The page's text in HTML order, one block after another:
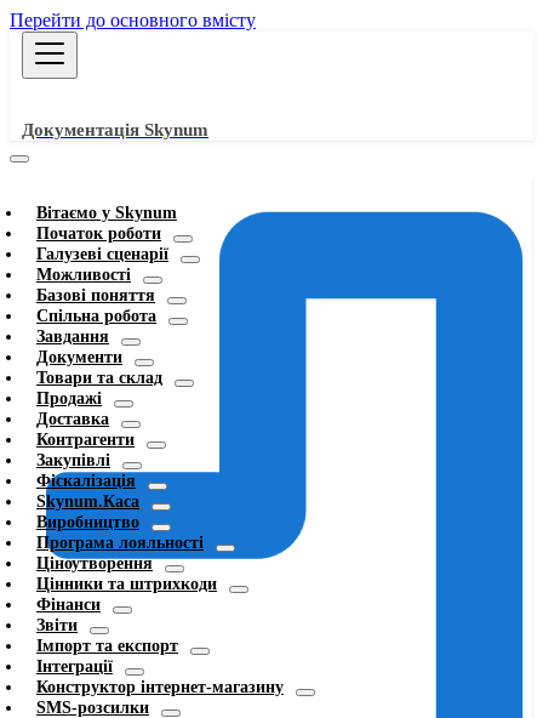
Перейти до основного вмісту
Документація Skynum
Вітаємо у Skynum
Початок роботи
Галузеві сценарії
Можливості
Базові поняття
Спільна робота
Завдання
Документи
Товари та склад
Продажі
Доставка
Контрагенти
Закупівлі
Фіскалізація
Skynum.Каса
Виробництво
Програма лояльності
Ціноутворення
Цінники та штрихкоди
Фінанси
Звіти
Імпорт та експорт
Інтеграції
Конструктор інтернет-магазину
SMS-розсилки